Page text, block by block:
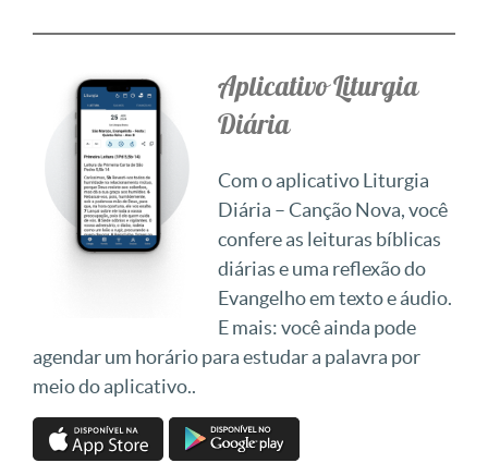
Aplicativo Liturgia
Diária
Com o aplicativo Liturgia
Diária – Canção Nova, você
confere as leituras bíblicas
diárias e uma reflexão do
Evangelho em texto e áudio.
E mais: você ainda pode
agendar um horário para estudar a palavra por
meio do aplicativo..